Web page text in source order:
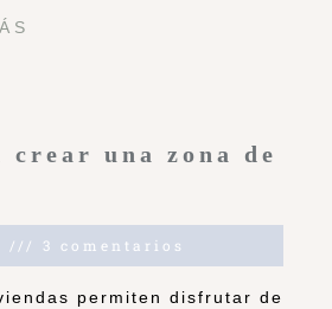
crear una zona de
3 comentarios
permiten disfrutar de